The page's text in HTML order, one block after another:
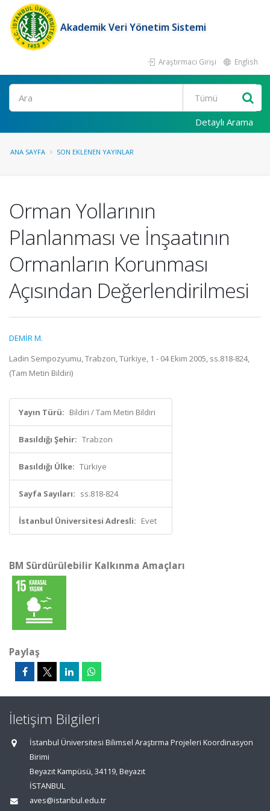
Akademik Veri Yönetim Sistemi
Araştırmacı Girişi English
Ara
Detaylı Arama
ANA SAYFA SON EKLENEN YAYINLAR
Orman Yollarının
Planlanması ve İnşaatının
Ormanların Korunması
Açısından Değerlendirilmesi
DEMİR M.
Ladin Sempozyumu, Trabzon, Türkiye, 1 - 04 Ekim 2005, ss.818-824,
(Tam Metin Bildiri)
Yayın Türü: Bildiri / Tam Metin Bildiri
Basıldığı Şehir: Trabzon
Basıldığı Ülke: Türkiye
Sayfa Sayıları: ss.818-824
İstanbul Üniversitesi Adresli: Evet
BM Sürdürülebilir Kalkınma Amaçları
Paylaş
İletişim Bilgileri
İstanbul Üniversitesi Bilimsel Araştırma Projeleri Koordinasyon
Birimi
Beyazıt Kampüsü, 34119, Beyazıt
İSTANBUL
aves@istanbul.edu.tr